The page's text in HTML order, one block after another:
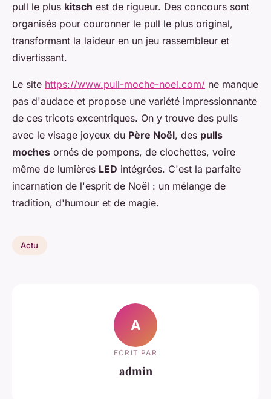
pull le plus kitsch est de rigueur. Des concours sont
organisés pour couronner le pull le plus original,
transformant la laideur en un jeu rassembleur et
divertissant.
Le site https://www.pull-moche-noel.com/ ne manque
pas d'audace et propose une variété impressionnante
de ces tricots excentriques. On y trouve des pulls
avec le visage joyeux du Père Noël, des pulls
moches ornés de pompons, de clochettes, voire
même de lumières LED intégrées. C'est la parfaite
incarnation de l'esprit de Noël : un mélange de
tradition, d'humour et de magie.
Actu
A
ECRIT PAR
admin